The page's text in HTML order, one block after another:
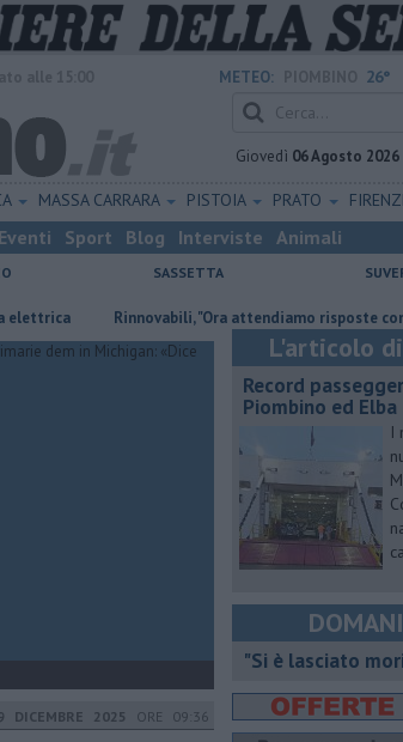
METEO: 26°
Giovedì 06 Agosto 2026
MASSA CARRARA PISTOIA PRATO
Eventi Sport Blog Interviste Animali
SASSETTA
Rinnovabili, "Ora attendiamo risposte concrete"
DICEMBRE 2025 ORE 09:36
L'articolo
Record
Piombino ed Elba
I
"Si è lasciato